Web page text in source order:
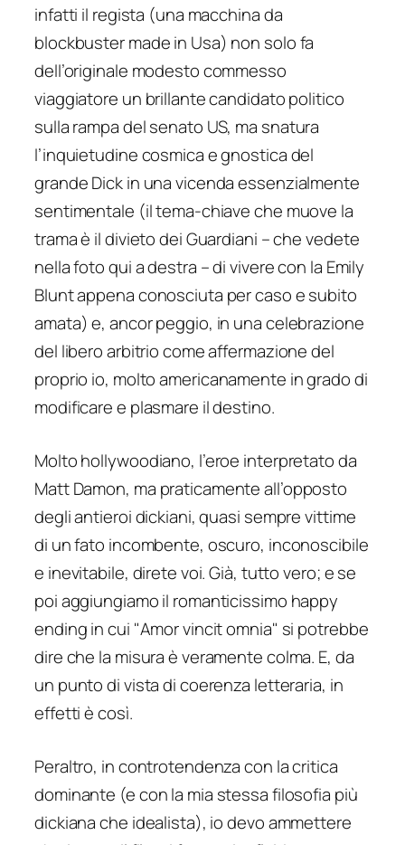
infatti il regista (una macchina da
blockbuster made in Usa) non solo fa
dell’originale modesto commesso
viaggiatore un brillante candidato politico
sulla rampa del senato US, ma snatura
l’inquietudine cosmica e gnostica del
grande Dick in una vicenda essenzialmente
sentimentale (il tema-chiave che muove la
trama è il divieto dei Guardiani – che vedete
nella foto qui a destra – di vivere con la Emily
Blunt appena conosciuta per caso e subito
amata) e, ancor peggio, in una celebrazione
del libero arbitrio come affermazione del
proprio io, moltoamericanamente in grado di
modificare e plasmare il destino.
Molto hollywoodiano, l’eroe interpretato da
Matt Damon, ma praticamente all’opposto
degli antieroi dickiani, quasi sempre vittime
di un fato incombente, oscuro, inconoscibile
e inevitabile, direte voi. Già, tutto vero; e se
poi aggiungiamo il romanticissimo happy
ending in cui "Amor vincit omnia" si potrebbe
dire che la misura è veramente colma. E, da
un punto di vista di coerenza letteraria, in
effetti è così.
Peraltro, in controtendenza con la critica
dominante (e con la mia stessa filosofia più
dickiana che idealista), io devo ammettere